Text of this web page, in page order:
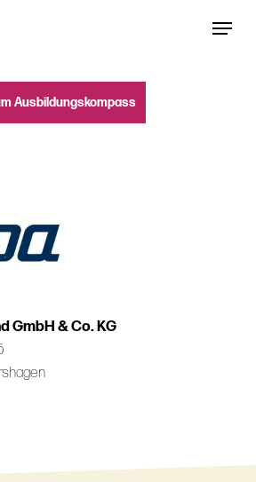
Menu
Ausbildungskompass
GmbH & Co. KG